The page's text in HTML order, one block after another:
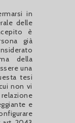
in
delle
è
già
della
una
tesi
non vi
e